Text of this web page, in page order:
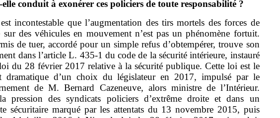
‑elle conduit à exonérer ces policiers de toute responsabilité ?
incontestable que l’augmentation des tirs mortels des forces de
sur des véhicules en mouvement n’est pas un phénomène fortuit.
de tuer, accordé pour un simple refus d’obtempérer, trouve son
dans l’article L. 435‑1 du code de la sécurité intérieure, instauré
du 28 février 2017 relative à la sécurité publique. Cette loi est le
dramatique d’un choix du législateur en 2017, impulsé par le
de M. Bernard Cazeneuve, alors ministre de l’Intérieur.
pression des syndicats policiers d’extrême droite et dans un
sécuritaire marqué par les attentats du 13 novembre 2015, puis